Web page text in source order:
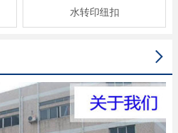
水转印纽扣
